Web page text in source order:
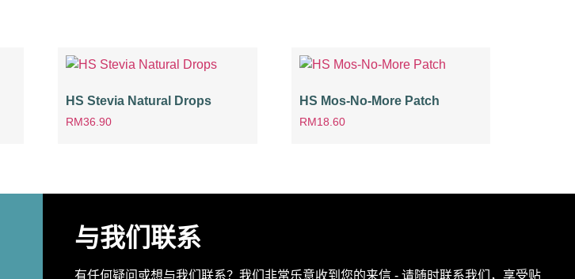
HS Stevia Natural Drops
RM36.90
HS Mos-No-More Patch
RM 18.60
与我们联系
有任何疑问或想与我们联系？我们非常乐意收到您的来信 - 请随时联系我们，享受贴